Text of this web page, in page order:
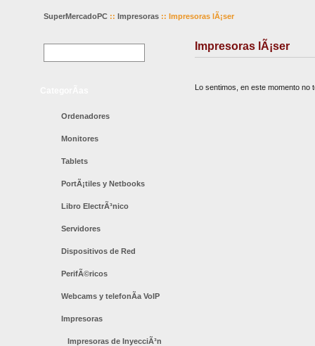
SuperMercadoPC :: Impresoras :: Impresoras lÃ¡ser
Ordenadores
Monitores
Tablets
PortÃ¡tiles y Netbooks
Libro ElectrÃ³nico
Servidores
Dispositivos de Red
PerifÃ©ricos
Webcams y telefonÃ­a VoIP
Impresoras
Impresoras de InyecciÃ³n
Impresoras lÃ¡ser
Lo sentimos, en este momento